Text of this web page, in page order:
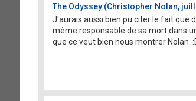
The Odyssey (Christopher Nolan,
J'aurais aussi bien pu citer le fait que
même responsable de sa mort dans
que ce veut bien nous montrer Nolan. :D